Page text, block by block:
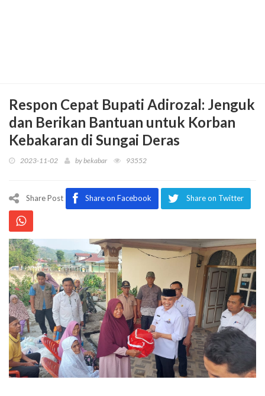
Respon Cepat Bupati Adirozal: Jenguk
dan Berikan Bantuan untuk Korban
Kebakaran di Sungai Deras
2023-11-02 bybekabar 93552
Share Post Share on Facebook Share on Twitter